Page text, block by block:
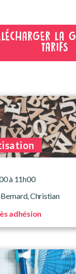
LA
TARIFS
à 11h00
Christian
adhésion